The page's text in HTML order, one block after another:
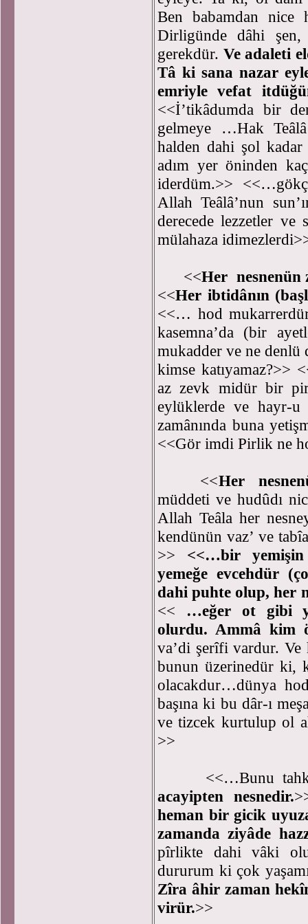
Ben babamdan nice
Dirligünde dâhi
gerekdür. Ve adaleti
Tâ ki sana nazar
emriyle vefat
<<İ’tikâdumda bir
gelmeye …Hak
halden dahi şol
adım yer öninden
iderdüm.>>
Allah Teâlâ’nun
derecede lezzetler ve
mülahaza
<<Her nesnenün
<<Her ibtidânın
<<… hod
kasemna’da (bir
mukadder ve ne denlü
kimse
az zevk midür bir
eylüklerde ve hayr-
zamânında buna
<<Gör imdi Pirlik ne
<<Her
müddeti ve hudûdı
Allah Teâla her
kendünün vaz’ ve
>> <<…bir yemişin
yemeğe evcehdür
dahi puhte olup, her
<< …eğer ot gibi
olurdu. Ammâ kim
va’di şerîfi vardur.
bunun üzerinedür ki,
olacakdur…dünya
başına ki bu dâr-ı
ve tizcek kurtulup ol
>>
<<…Bunu
acayipten nesnedir.
heman bir gicik
zamanda ziyâde
pîrlikte dahi vâki
dururum ki çok
Zîra âhir zaman
virür.>>